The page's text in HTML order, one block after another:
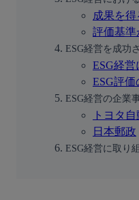
成果を
評価基準
ESG経営を成功
ESG経
ESG評
ESG経営の企業
トヨタ
日本郵政
ESG経営に取り